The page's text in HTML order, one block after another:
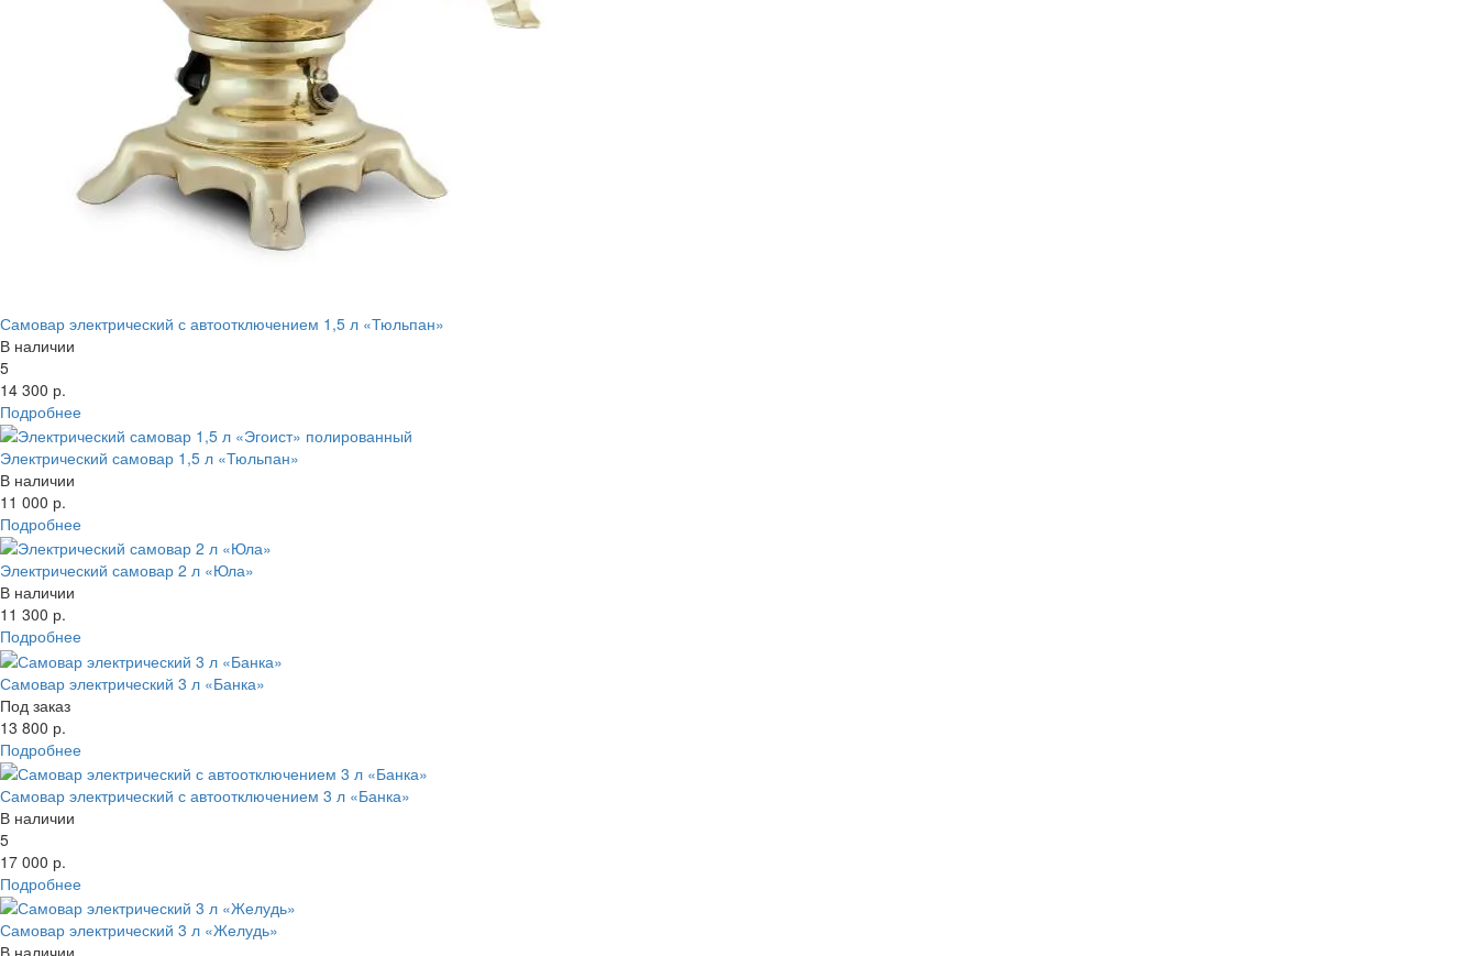
Самовар электрический с автоотключением 1,5 л «Тюльпан»
В наличии
5
14 300 р.
Подробнее
Электрический самовар 1,5 л «Тюльпан»
В наличии
11 000 р.
Подробнее
Электрический самовар 2 л «Юла»
В наличии
11 300 р.
Подробнее
Самовар электрический 3 л «Банка»
Под заказ
13 800 р.
Подробнее
Самовар электрический с автоотключением 3 л «Банка»
В наличии
5
17 000 р.
Подробнее
Самовар электрический 3 л «Желудь»